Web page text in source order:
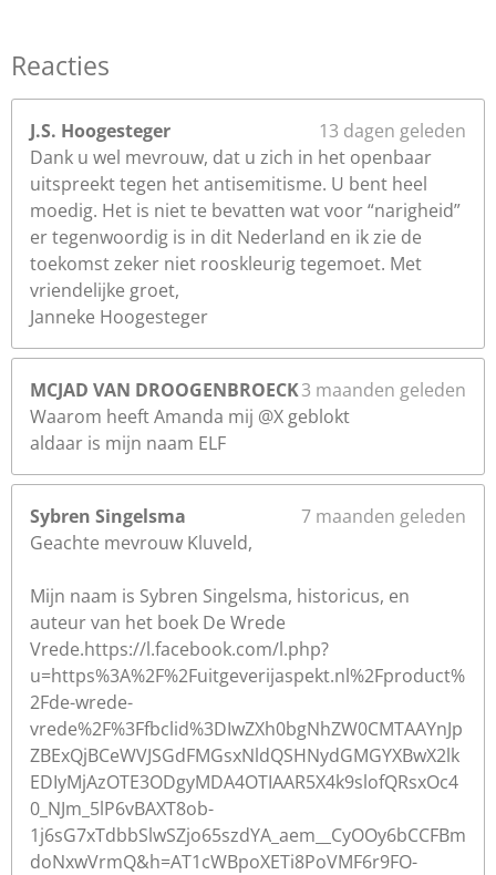
Reacties
J.S. Hoogesteger
13 dagen geleden
Dank u wel mevrouw, dat u zich in het openbaar
uitspreekt tegen het antisemitisme. U bent heel
moedig. Het is niet te bevatten wat voor “narigheid”
er tegenwoordig is in dit Nederland en ik zie de
toekomst zeker niet rooskleurig tegemoet. Met
vriendelijke groet,
Janneke Hoogesteger
MCJAD VAN DROOGENBROECK3 maanden geleden
Waarom heeft Amanda mij @X geblokt
aldaar is mijn naam ELF
Sybren Singelsma
7 maanden geleden
Geachte mevrouw Kluveld,
Mijn naam is Sybren Singelsma, historicus, en
auteur van het boek De Wrede
Vrede.https://l.facebook.com/l.php?
u=https%3A%2F%2Fuitgeverijaspekt.nl%2Fproduct%
2Fde-wrede-
vrede%2F%3Ffbclid%3DIwZXh0bgNhZW0CMTAAYnJp
ZBExQjBCeWVJSGdFMGsxNldQSHNydGMGYXBwX2lk
EDIyMjAzOTE3ODgyMDA4OTIAAR5X4k9slofQRsxOc4
0_NJm_5lP6vBAXT8ob-
1j6sG7xTdbbSlwSZjo65szdYA_aem__CyOOy6bCCFBm
doNxwVrmQ&h=AT1cWBpoXETi8PoVMF6r9FO-